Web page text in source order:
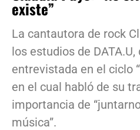
existe”
La cantautora de rock
los estudios de DATA.U,
entrevistada en el ciclo
en el cual habló de su
importancia de
música”.